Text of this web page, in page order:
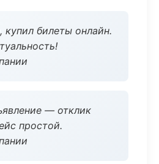
билеты онлайн.
— отклик
простой.